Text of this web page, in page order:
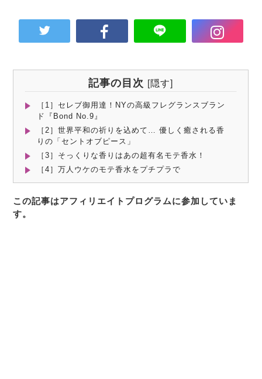
記事の目次 [隠す]
［1］セレブ御用達！NYの高級フレグランスブラン
ド『Bond No.9』
［2］世界平和の祈りを込めて… 優しく癒される香
りの「セントオブピース」
［3］そっくりな香りはあの超有名モテ香水！
［4］万人ウケのモテ香水をプチプラで
この記事はアフィリエイトプログラムに参加していま
す。